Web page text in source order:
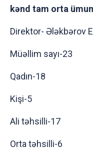
kənd tam orta
Direktor- Ələkbərov
Müəllim sayı-23
Qadın-18
Kişi-5
Ali təhsilli-17
Orta təhsilli-6